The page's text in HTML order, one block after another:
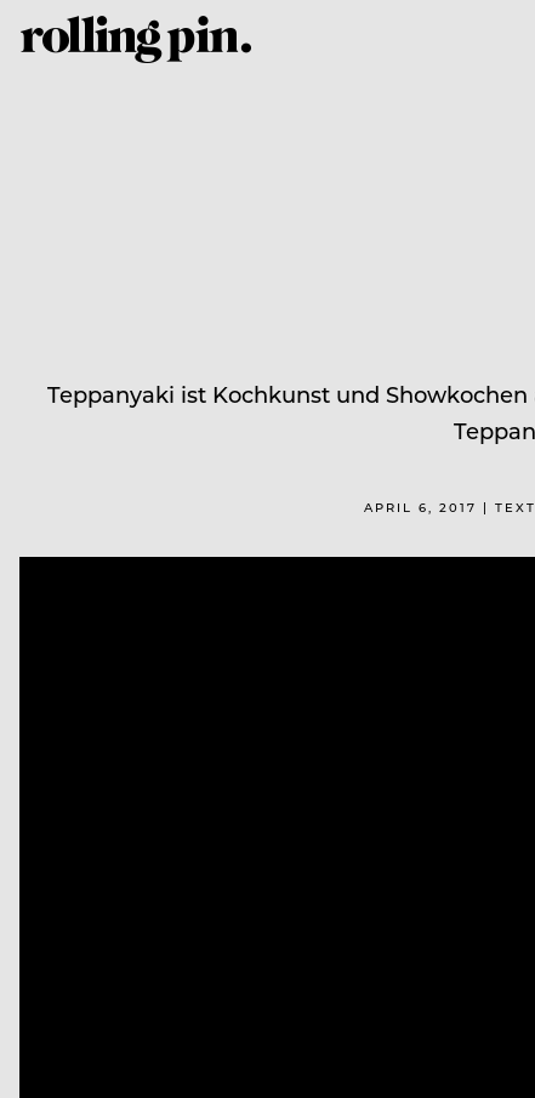
Teppanyaki ist Kochkunst und
APRIL 6, 2017 |